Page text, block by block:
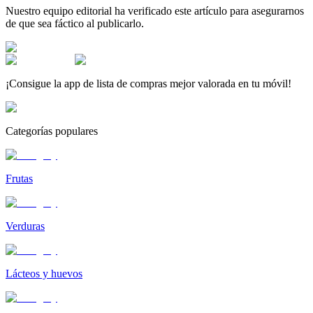
Nuestro equipo editorial ha verificado este artículo para asegurarnos
de que sea fáctico al publicarlo.
¡Consigue la app de lista de compras mejor valorada en tu móvil!
Categorías populares
Frutas
Verduras
Lácteos y huevos